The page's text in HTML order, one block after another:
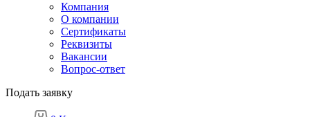
Компания
О компании
Сертификаты
Реквизиты
Вакансии
Вопрос-ответ
Подать заявку